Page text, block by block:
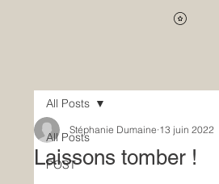
All Posts
POST
All Posts
Laissons tomber !
Stéphanie Dumaine 13 juin 2022